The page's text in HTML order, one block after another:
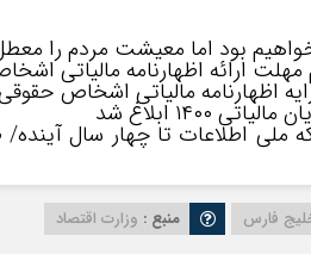
بود اما معیشت مردم را
مهلت ارائه اظهارنامه مالیاتی
اظهارنامه مالیاتی اشخاص
۱۴۰۰ ابلاغ شد
ملی اطلاعات تا چهار سال
فارس منبع : وزارت اقتصاد